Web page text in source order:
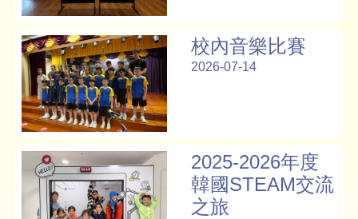
校內音樂比賽
2026-07-14
2025-2026年度
韓國STEAM交流
之旅